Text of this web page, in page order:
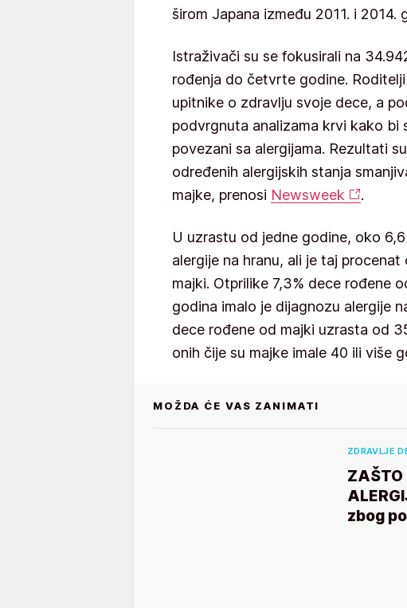
širom Japana između 2011. i 2014.
Istraživači su se fokusirali na
rođenja do četvrte godine.
upitnike o zdravlju svoje dece, a
podvrgnuta analizama krvi kako bi
povezani sa alergijama. Rezultati
određenih alergijskih stanja
majke, prenosi Newsweek .
U uzrastu od jedne godine, oko
alergije na hranu, ali je taj
majki. Otprilike 7,3% dece rođene
godina imalo je dijagnozu alergije
dece rođene od majki uzrasta od
onih čije su majke imale 40 ili više
MOŽDA ĆE VAS ZANIMATI
ZDRAVLJE
ZAŠTO
zbog